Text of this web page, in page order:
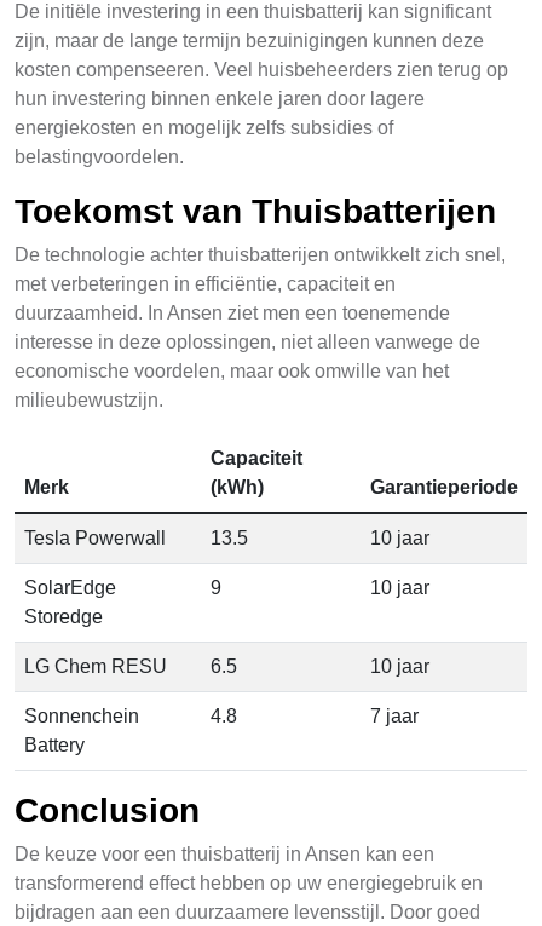
De initiële investering in een thuisbatterij kan significant
zijn, maar de lange termijn bezuinigingen kunnen deze
kosten compenseeren. Veel huisbeheerders zien terug op
hun investering binnen enkele jaren door lagere
energiekosten en mogelijk zelfs subsidies of
belastingvoordelen.
Toekomst van Thuisbatterijen
De technologie achter thuisbatterijen ontwikkelt zich snel,
met verbeteringen in efficiëntie, capaciteit en
duurzaamheid. In Ansen ziet men een toenemende
interesse in deze oplossingen, niet alleen vanwege de
economische voordelen, maar ook omwille van het
milieubewustzijn.
Merk
Capaciteit
(kWh)
Garantieperiode
Tesla Powerwall 13.5 10 jaar
SolarEdge
Storedge
9 10 jaar
LG Chem RESU 6.5 10 jaar
Sonnenchein
Battery
4.8 7 jaar
Conclusion
De keuze voor een thuisbatterij in Ansen kan een
transformerend effect hebben op uw energiegebruik en
bijdragen aan een duurzaamere levensstijl. Door goed